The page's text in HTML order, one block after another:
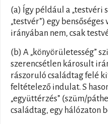
(a) Így például a „testvéri
„testvér”) egy
irányában nem, csak
(b) A „könyörületesség”
szerencsétlen károsult
rászoruló családtag felé
feltételező indulat. S
„együttérzés” (szüm/
családtag, egy hálózaton